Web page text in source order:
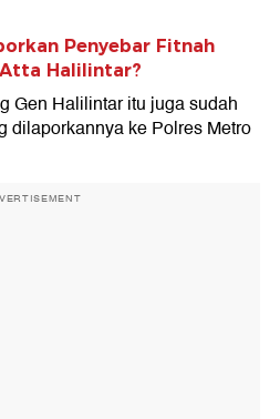
Penyebar Fitnah
Halilintar?
Gen Halilintar itu juga sudah
dilaporkannya ke Polres Metro